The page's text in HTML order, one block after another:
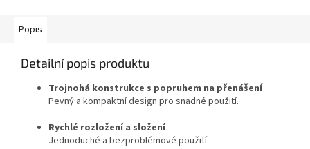
Popis
Detailní popis produktu
Trojnohá konstrukce s popruhem na přenášení
Pevný a kompaktní design pro snadné použití.
Rychlé rozložení a složení
Jednoduché a bezproblémové použití.